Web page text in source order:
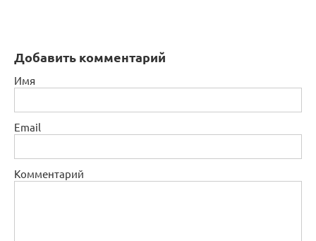
Добавить комментарий
Имя
Email
Комментарий